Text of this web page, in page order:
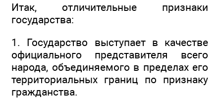
Итак, отличительные признаки
государства:
1. Государство выступает в качестве
официального представителя всего
народа, объединяемого в пределах его
территориальных границ по признаку
гражданства.